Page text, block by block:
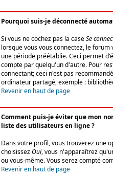
Pourquoi suis-je déconnecté
Si vous ne cochez pas la caseSe
lorsque vous vous connectez, le
une période préétablie. Ceci permet
compte par quelqu'un d'autre. Pour
connectant; ceci n'est pas
ordinateur partagé, exemple :
Revenir en haut de page
Comment puis-je éviter que mon
liste des utilisateurs en ligne ?
Dans votre profil, vous trouverez une
choisissezOui, vous n'apparaîtrez
ou vous-même. Vous serez compté
Revenir en haut de page